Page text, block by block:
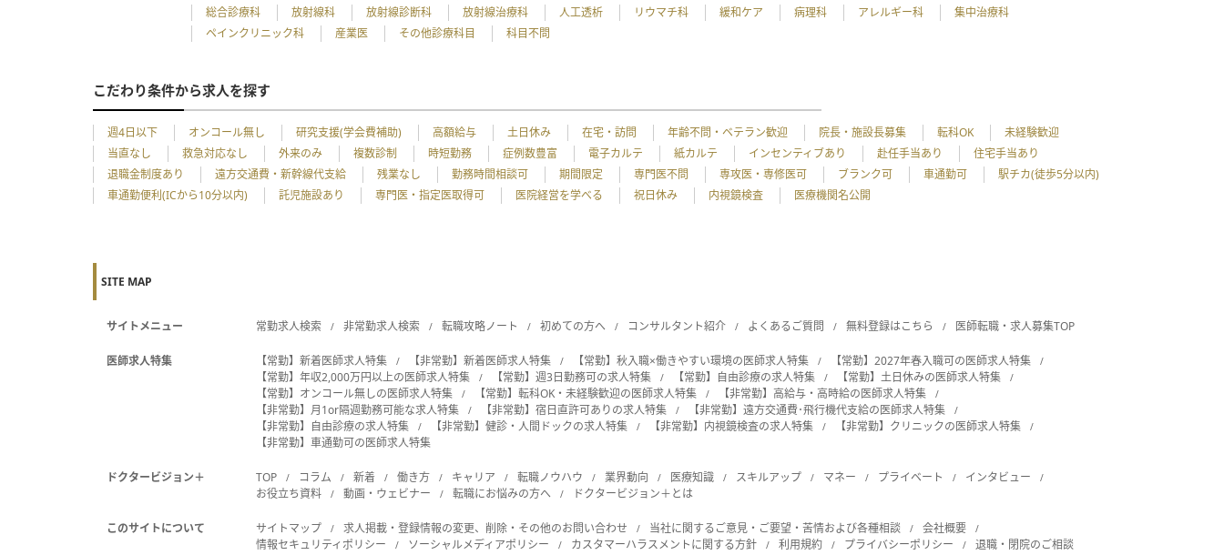
総合診療科
放射線科 放射線診断科 放射線治療科 人工透析 リウマチ科 緩和ケア 病理科 アレルギー科
集中治療科
ペインクリニック科
産業医 その他診療科目 科目不問
こだわり条件から求人を探す
週4日以下 オンコール無し 研究支援(学会費補助) 高額給与 土日休み 在宅・訪問 年齢不問・ベテラン歓迎 院長・施設長募集 転科OK
未経験歓迎
当直なし
救急対応なし 外来のみ 複数診制 時短勤務 症例数豊富 電子カルテ 紙カルテ インセンティブあり 赴任手当あり
住宅手当あり
退職金制度あり
遠方交通費・新幹線代支給 残業なし 勤務時間相談可 期間限定 専門医不問 専攻医・専修医可 ブランク可 車通勤可
駅チカ(徒歩5分以内)
車通勤便利(ICから10分以内)
託児施設あり 専門医・指定医取得可 医院経営を学べる 祝日休み 内視鏡検査 医療機関名公開
SITE MAP
サイトメニュー 常勤求人検索 非常勤求人検索 転職攻略ノート 初めての方へ コンサルタント紹介 よくあるご質問 無料登録はこちら 医師転職・求人募集TOP
医師求人特集 【常勤】新着医師求人特集 【非常勤】新着医師求人特集 【常勤】秋入職×働きやすい環境の医師求人特集
【常勤】2027年春入職可の医師求人特集
【常勤】年収2,000万円以上の医師求人特集
【常勤】週3日勤務可の求人特集 【常勤】自由診療の求人特集
【常勤】土日休みの医師求人特集
【常勤】オンコール無しの医師求人特集
【常勤】転科OK・未経験歓迎の医師求人特集
【非常勤】高給与・高時給の医師求人特集
【非常勤】月1or隔週勤務可能な求人特集
【非常勤】宿日直許可ありの求人特集
【非常勤】遠方交通費･飛行機代支給の医師求人特集
【非常勤】自由診療の求人特集
【非常勤】健診・人間ドックの求人特集 【非常勤】内視鏡検査の求人特集
【非常勤】クリニックの医師求人特集
【非常勤】車通勤可の医師求人特集
ドクタービジョン＋ TOP コラム 新着 働き方 キャリア 転職ノウハウ 業界動向 医療知識 スキルアップ マネー プライベート
インタビュー
お役立ち資料
動画・ウェビナー 転職にお悩みの方へ ドクタービジョン＋とは
このサイトについて サイトマップ 求人掲載・登録情報の変更、削除・その他のお問い合わせ 当社に関するご意見・ご要望・苦情および各種相談
会社概要
情報セキュリティポリシー
ソーシャルメディアポリシー カスタマーハラスメントに関する方針 利用規約 プライバシーポリシー 退職・閉院のご相談